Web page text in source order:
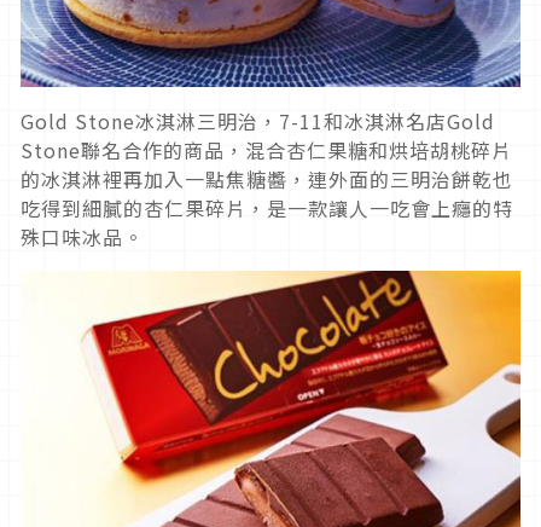
Gold Stone冰淇淋三明治，7-11和冰淇淋名店Gold
Stone聯名合作的商品，混合杏仁果糖和烘培胡桃碎片
的冰淇淋裡再加入一點焦糖醬，連外面的三明治餅乾也
吃得到細膩的杏仁果碎片，是一款讓人一吃會上癮的特
殊口味冰品。